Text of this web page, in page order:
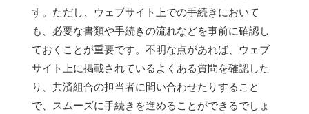
す。ただし、ウェブサイト上での手続きにおいて
も、必要な書類や手続きの流れなどを事前に確認し
ておくことが重要です。不明な点があれば、ウェブ
サイト上に掲載されているよくある質問を確認した
り、共済組合の担当者に問い合わせたりすること
で、スムーズに手続きを進めることができるでしょ